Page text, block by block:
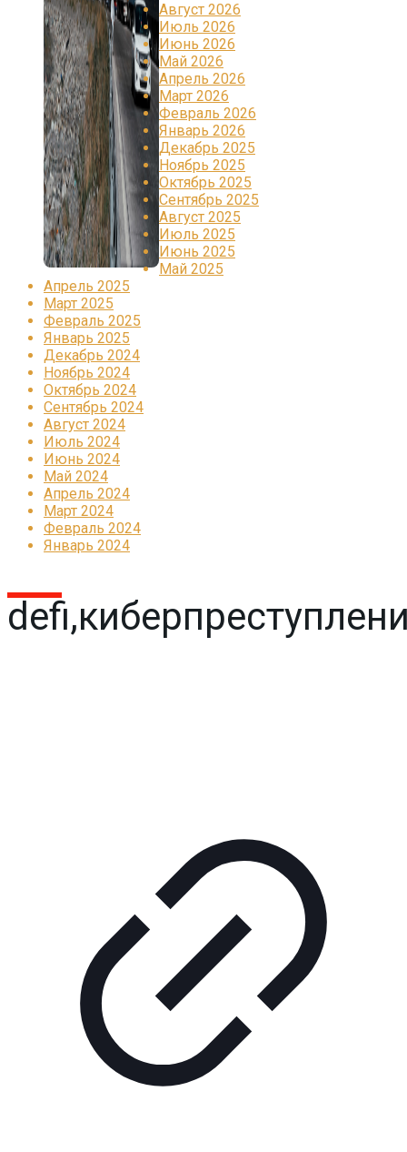
Август 2026
Июль 2026
Июнь 2026
Май 2026
Апрель 2026
Март 2026
Февраль 2026
Январь 2026
Декабрь 2025
Ноябрь 2025
Октябрь 2025
Сентябрь 2025
Август 2025
Июль 2025
Июнь 2025
Май 2025
Апрель 2025
Март 2025
Февраль 2025
Январь 2025
Декабрь 2024
Ноябрь 2024
Октябрь 2024
Сентябрь 2024
Август 2024
Июль 2024
Июнь 2024
Май 2024
Апрель 2024
Март 2024
Февраль 2024
Январь 2024